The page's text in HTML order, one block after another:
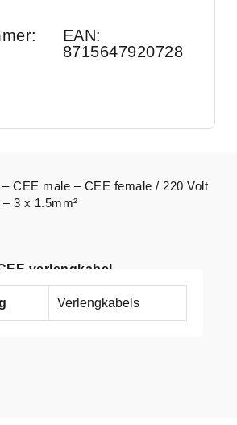
EAN:
8715647920728
verlengkabel
Verlengkabels
CEE male – CEE female / 220 Volt
3 x 1.5mm²